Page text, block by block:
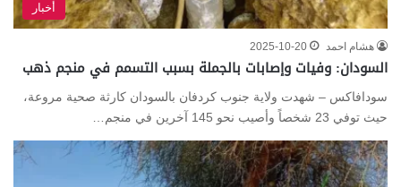
أخبار
هشام احمد 2025-10-20
السودان: وفيات وإصابات بالجملة بسبب التسمم في منجم ذهب
سودافاكس – شهدت ولاية جنوب كردفان بالسودان كارثة صحية مروعة،
حيث توفي 23 شخصاً وأصيب نحو 145 آخرين في منجم…